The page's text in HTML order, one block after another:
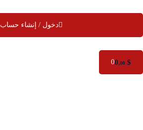
دخول / إنشاء حساب
0,00 $
0